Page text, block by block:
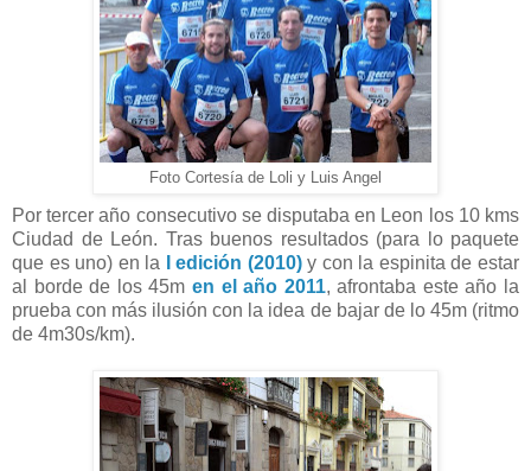
Foto Cortesía de Loli y Luis Angel
Por tercer año consecutivo se disputaba en Leon los 10 kms
Ciudad de León. Tras buenos resultados (para lo paquete
que es uno) en la I edición (2010)y con la espinita de estar
al borde de los 45m en el año 2011, afrontaba este año la
prueba con más ilusión con la idea de bajar de lo 45m (ritmo
de 4m30s/km).